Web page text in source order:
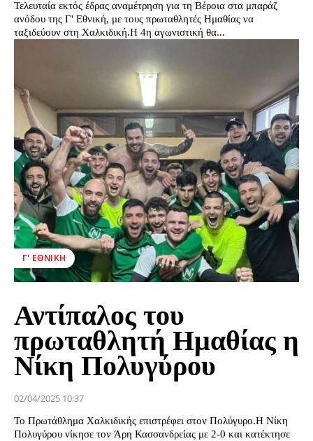
Τελευταία εκτός έδρας αναμέτρηση για τη Βέροια στα μπαράζ
ανόδου της Γ' Εθνική, με τους πρωταθλητές Ημαθίας να
ταξιδεύουν στη Χαλκιδική.Η 4η αγωνιστική θα...
Γ' ΕΘΝΙΚΉ
Αντίπαλος του
πρωταθλητή Ημαθίας η
Νίκη Πολυγύρου
02/04/2025 10:37
Το Πρωτάθλημα Χαλκιδικής επιστρέφει στον Πολύγυρο.Η Νίκη
Πολυγύρου νίκησε τον Άρη Κασσανδρείας με 2-0 και κατέκτησε